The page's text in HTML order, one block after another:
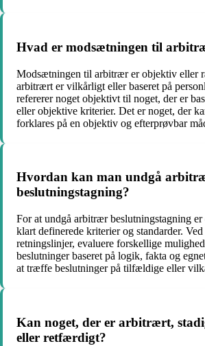
Hvad er modsætningen til
Modsætningen til arbitrær er objektiv eller
arbitrært er vilkårligt eller baseret på
refererer noget objektivt til noget, der er
eller objektive kriterier. Det er noget, der
forklares på en objektiv og efterprøvbar
Hvordan kan man undgå
beslutningstagning?
For at undgå arbitrær beslutningstagning
klart definerede kriterier og standarder.
retningslinjer, evaluere forskellige
beslutninger baseret på logik, fakta og
at træffe beslutninger på tilfældige eller
Kan noget, der er arbitrært,
eller retfærdigt?